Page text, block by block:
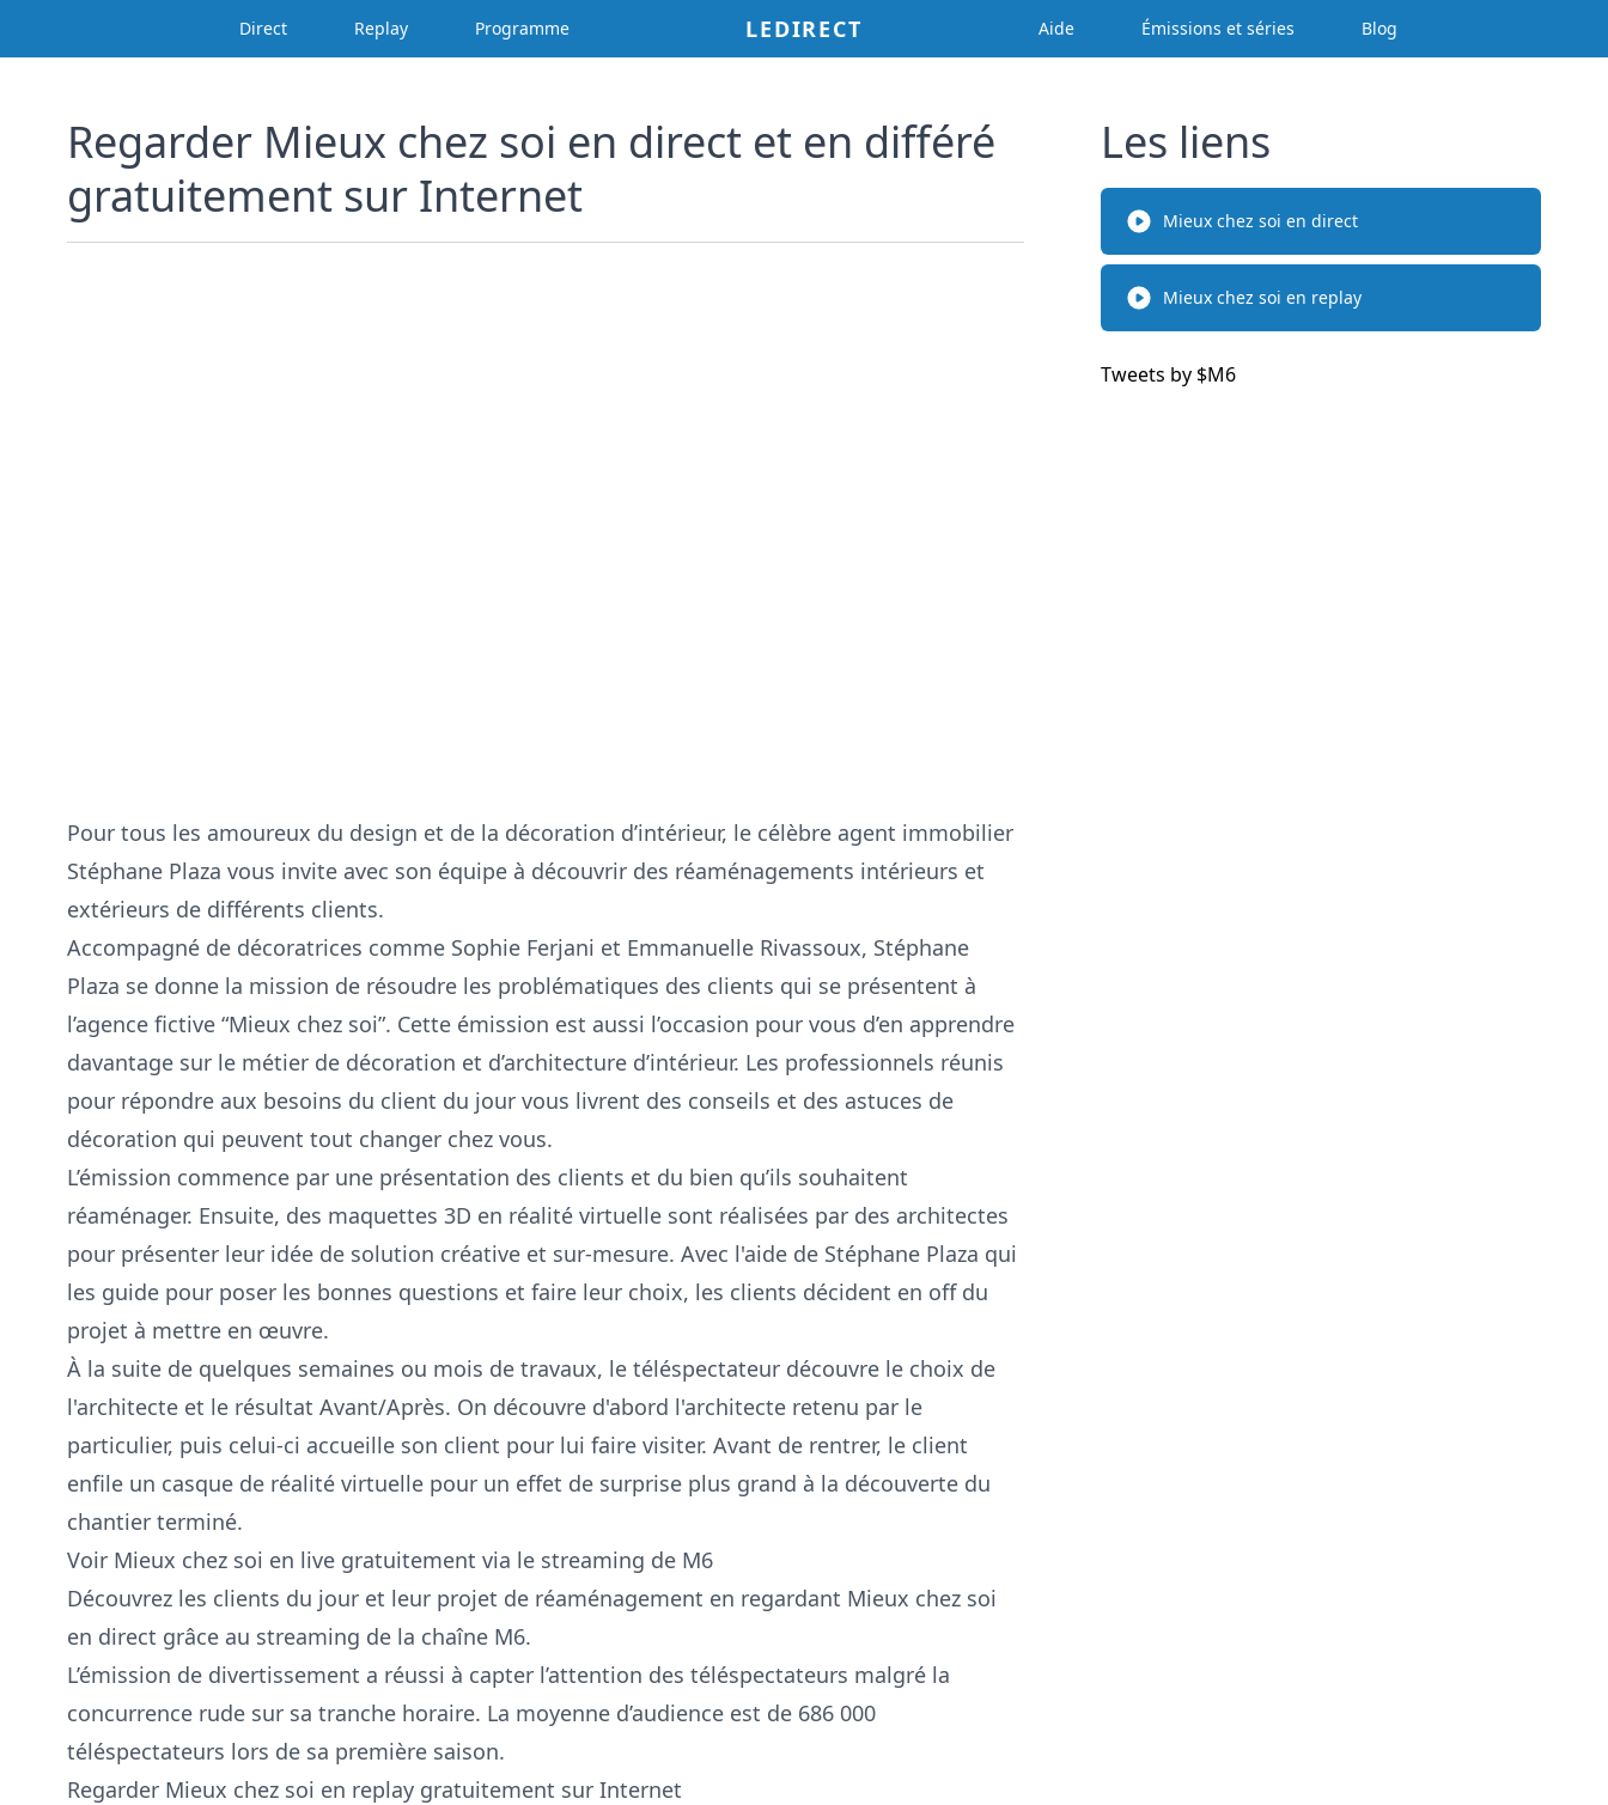
Direct Replay Programme LEDIRECT Aide Émissions et séries Blog
Regarder Mieux chez soi en direct et en différé
gratuitement sur Internet
Pour tous les amoureux du design et de la décoration d’intérieur, le célèbre agent immobilier
Stéphane Plaza vous invite avec son équipe à découvrir des réaménagements intérieurs et
extérieurs de différents clients.
Accompagné de décoratrices comme Sophie Ferjani et Emmanuelle Rivassoux, Stéphane
Plaza se donne la mission de résoudre les problématiques des clients qui se présentent à
l’agence fictive “Mieux chez soi”. Cette émission est aussi l’occasion pour vous d’en apprendre
davantage sur le métier de décoration et d’architecture d’intérieur. Les professionnels réunis
pour répondre aux besoins du client du jour vous livrent des conseils et des astuces de
décoration qui peuvent tout changer chez vous.
L’émission commence par une présentation des clients et du bien qu’ils souhaitent
réaménager. Ensuite, des maquettes 3D en réalité virtuelle sont réalisées par des architectes
pour présenter leur idée de solution créative et sur-mesure. Avec l'aide de Stéphane Plaza qui
les guide pour poser les bonnes questions et faire leur choix, les clients décident en off du
projet à mettre en œuvre.
À la suite de quelques semaines ou mois de travaux, le téléspectateur découvre le choix de
l'architecte et le résultat Avant/Après. On découvre d'abord l'architecte retenu par le
particulier, puis celui-ci accueille son client pour lui faire visiter. Avant de rentrer, le client
enfile un casque de réalité virtuelle pour un effet de surprise plus grand à la découverte du
chantier terminé.
Voir Mieux chez soi en live gratuitement via le streaming de M6
Découvrez les clients du jour et leur projet de réaménagement en regardant Mieux chez soi
en direct grâce au streaming de la chaîne M6.
L’émission de divertissement a réussi à capter l’attention des téléspectateurs malgré la
concurrence rude sur sa tranche horaire. La moyenne d’audience est de 686 000
téléspectateurs lors de sa première saison.
Regarder Mieux chez soi en replay gratuitement sur Internet
Les liens
Mieux chez soi en direct
Mieux chez soi en replay
Tweets by $M6